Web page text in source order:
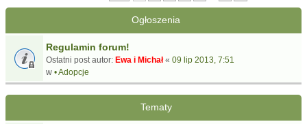
Ogłoszenia
Regulamin forum!
Ostatni post autor: Ewa i Michał« 09 lip 2013, 7:51
w • Adopcje
Tematy